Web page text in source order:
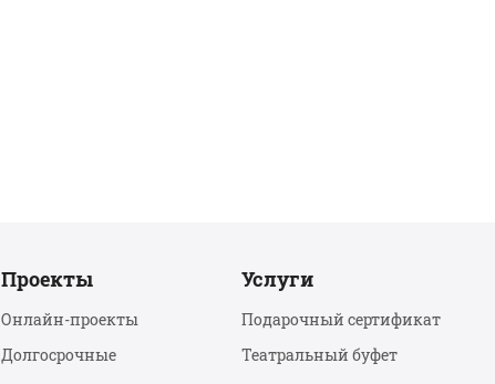
Проекты
Онлайн-проекты
Долгосрочные
Услуги
Подарочный сертификат
Театральный буфет